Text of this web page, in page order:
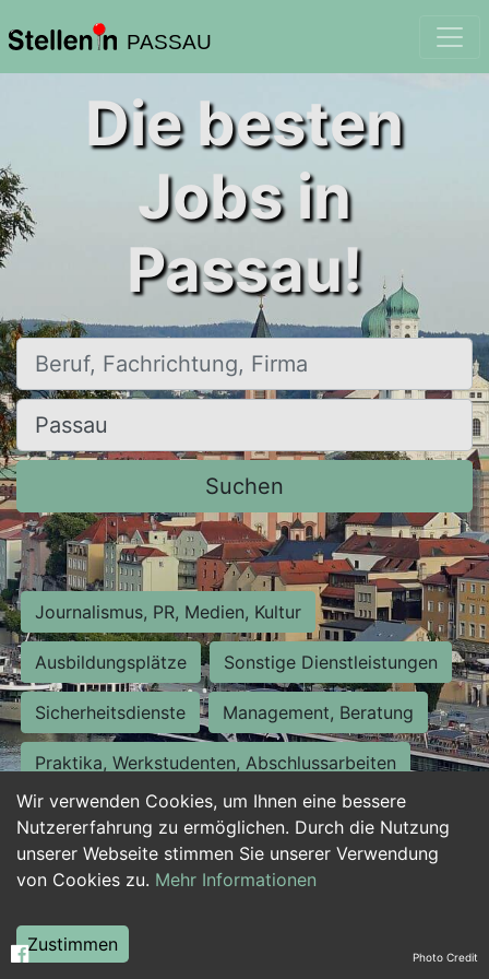
PASSAU
Wir verwenden Cookies, um Ihnen eine bessere
Nutzererfahrung zu ermöglichen. Durch die Nutzung
unserer Webseite stimmen Sie unserer Verwendung
von Cookies zu. Mehr Informationen
Zustimmen
Die besten
Jobs in
Passau!
Beruf, Fachrichtung, Firma
Ort, Stadt
Suchen
Journalismus, PR, Medien, Kultur
Ausbildungsplätze Sonstige Dienstleistungen
Sicherheitsdienste Management, Beratung
Praktika, Werkstudenten, Abschlussarbeiten
Personalwesen Assistenz, Sekretariat
Hilfskräfte, Aushilfs- und Nebenjobs
Weiterbildung, Studium, duale Ausbildung Photo Credit